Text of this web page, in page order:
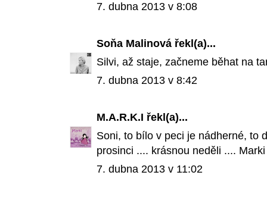
7. dubna 2013 v 8:08
Soňa Malinová řekl(a)...
Silvi, až staje, začneme běhat na
7. dubna 2013 v 8:42
M.A.R.K.I řekl(a)...
Soni, to bílo v peci je nádherné, to
prosinci .... krásnou neděli .... Marki
7. dubna 2013 v 11:02